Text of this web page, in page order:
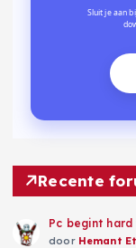
Sluit je aan
Recente
Pc begint
door Hemant